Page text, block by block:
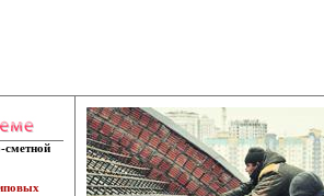
сметной